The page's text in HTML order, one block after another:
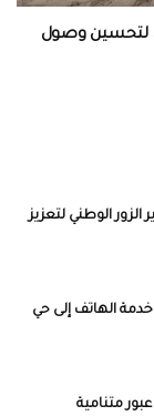
لتحسين وصول
الوطني لتعزيز
تعيد خدمة الهاتف إلى حي
متنامية